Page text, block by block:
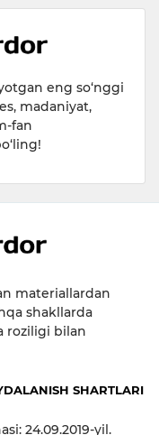
eng so‘nggi
madaniyat,
fan
materiallardan
shakllarda
roziligi bilan
SHARTLARI
24.09.2019-yil.